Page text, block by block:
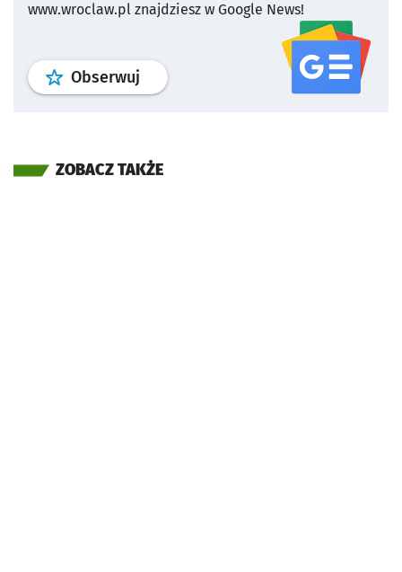
www.wroclaw.pl znajdziesz w Google News!
Obserwuj profil serwisu
ZOBACZ TAKŻE